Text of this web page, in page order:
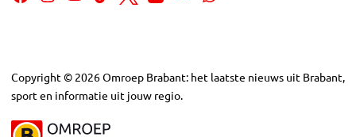
Copyright © 2026Omroep Brabant: het laatste nieuws uit Brabant,
sport en informatie uit jouw regio.